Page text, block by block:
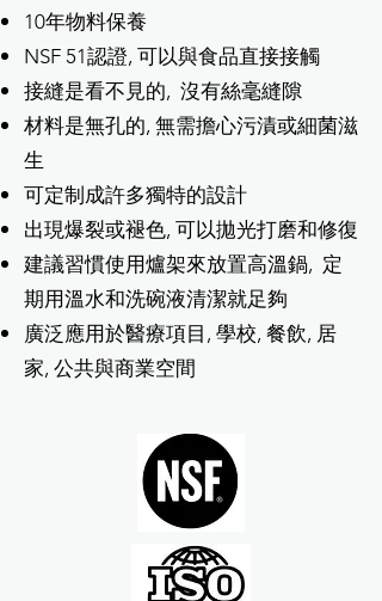
10年物料保養
NSF 51認證, 可以與食品直接接觸
接縫是看不見的, 沒有絲毫縫隙
材料是無孔的, 無需擔心污漬或細菌滋
生
可定制成許多獨特的設計
出現爆裂或褪色, 可以拋光打磨和修復
建議習慣使用爐架來放置高溫鍋, 定
期用溫水和洗碗液清潔就足夠
廣泛應用於醫療項目, 學校, 餐飲, 居
家, 公共與商業空間